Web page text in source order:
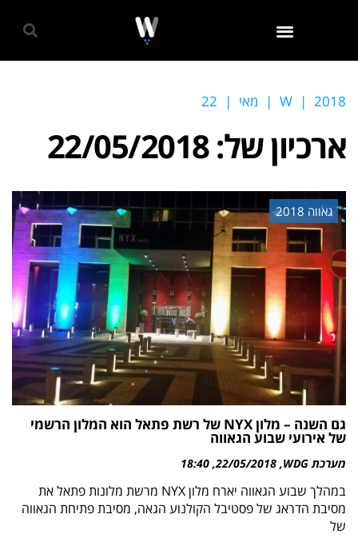
W | 2018
| מאי |
22
ארכיון של:22/05/2018
גאווה 2018
גם השנה – מלון NYX של רשת פתאל הוא המלון הרשמי
של אירועי שבוע הגאווה
מערכת WDG 22/05/2018
18:40
במהלך שבוע הגאווה יארח מלון NYX מרשת מלונות פתאל את
מסיבת הדראג של פסטיבל הקולנוע הגאה, מסיבת פתיחת הגאווה
של